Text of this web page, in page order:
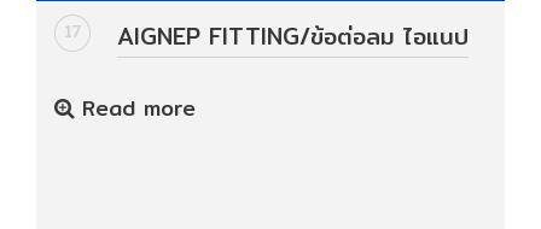
17 AIGNEP FITTING/ข้อต่อลม ไอแนป
Read more